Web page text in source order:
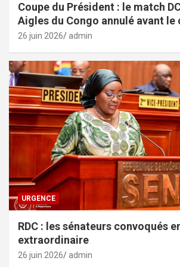
Coupe du Président : le match
Aigles du Congo annulé avant le
26 juin 2026 admin
URGENCE
RDC : les sénateurs convoqués
extraordinaire
26 juin 2026 admin